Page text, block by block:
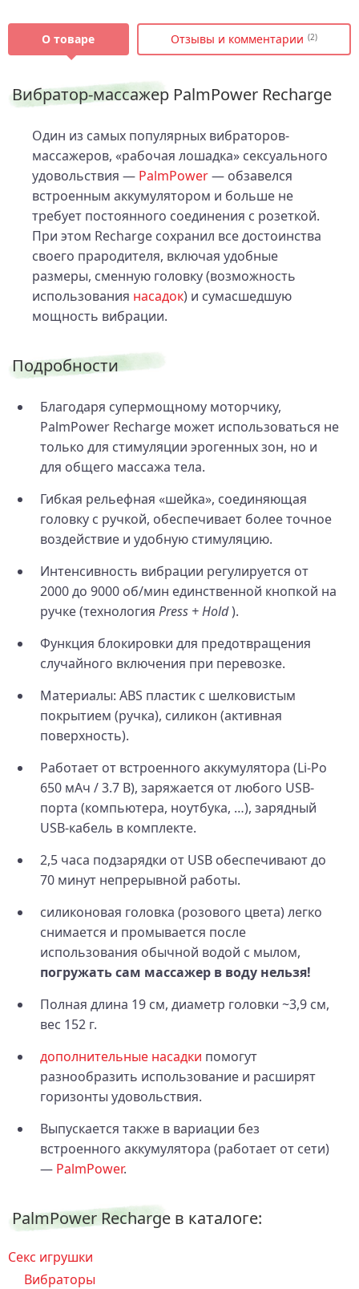
О товаре Отзывы и комментарии (2)
Вибратор-массажер PalmPower Recharge
Один из самых популярных вибраторов-
массажеров, «рабочая лошадка» сексуального
удовольствия — PalmPower— обзавелся
встроенным аккумулятором и больше не
требует постоянного соединения с розеткой.
При этом Recharge сохранил все достоинства
своего прародителя, включая удобные
размеры, сменную головку (возможность
использования насадок) и сумасшедшую
мощность вибрации.
Подробности
Благодаря супермощному моторчику,
PalmPower Recharge может использоваться не
только для стимуляции эрогенных зон, но и
для общего массажа тела.
Гибкая рельефная «шейка», соединяющая
головку с ручкой, обеспечивает более точное
воздействие и удобную стимуляцию.
Интенсивность вибрации регулируется от
2000 до 9000 об/мин единственной кнопкой на
ручке (технология Press + Hold).
Функция блокировки для предотвращения
случайного включения при перевозке.
Материалы: ABS пластик с шелковистым
покрытием (ручка), силикон (активная
поверхность).
Работает от встроенного аккумулятора (Li-Po
650 мАч / 3.7 В), заряжается от любого USB-
порта (компьютера, ноутбука, …), зарядный
USB-кабель в комплекте.
2,5 часа подзарядки от USB обеспечивают до
70 минут непрерывной работы.
силиконовая головка (розового цвета) легко
снимается и промывается после
использования обычной водой с мылом,
погружать сам массажер в воду нельзя!
Полная длина 19 см, диаметр головки ~3,9 см,
вес 152 г.
дополнительные насадки помогут
разнообразить использование и расширят
горизонты удовольствия.
Выпускается также в вариации без
встроенного аккумулятора (работает от сети)
— PalmPower.
PalmPower Recharge в каталоге:
Секс игрушки
Вибраторы